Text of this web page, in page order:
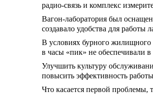
радио-связь и комплекс
Вагон-лаборатория был
создавало удобства для
В условиях бурного жилищного
в часы «пик» не обеспечивали
Улучшить культуру
повысить эффективность
Что касается первой проблемы,